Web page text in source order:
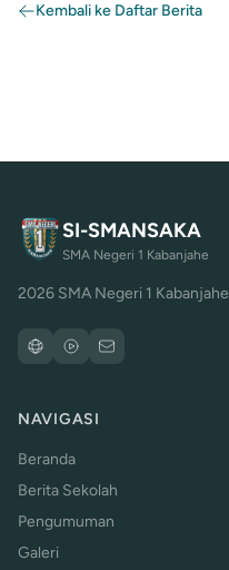
Kembali ke Daftar Berita
SI-SMANSAKA
SMA Negeri 1 Kabanjahe
2026 SMA Negeri 1 Kabanjahe
NAVIGASI
Beranda
Berita Sekolah
Pengumuman
Galeri